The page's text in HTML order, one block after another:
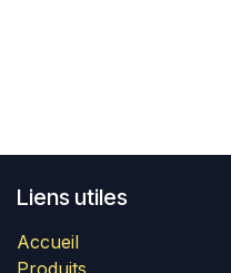
Liens utiles
Accueil